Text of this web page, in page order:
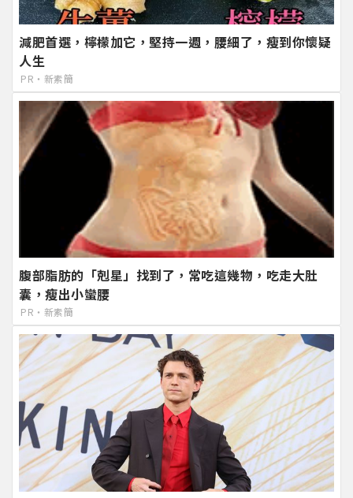
減肥首選，檸檬加它，堅持一週，腰細了，瘦到你懷疑
人生
PR・新素簡
腹部脂肪的「剋星」找到了，常吃這幾物，吃走大肚
囊，瘦出小蠻腰
PR・新素簡